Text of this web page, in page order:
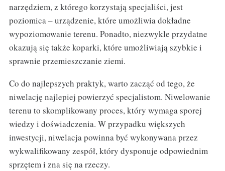
narzędziem, z którego korzystają specjaliści, jest
poziomica – urządzenie, które umożliwia dokładne
wypoziomowanie terenu. Ponadto, niezwykle przydatne
okazują się także koparki, które umożliwiają szybkie i
sprawnie przemieszczanie ziemi.
Co do najlepszych praktyk, warto zacząć od tego, że
niwelację najlepiej powierzyć specjalistom. Niwelowanie
terenu to skomplikowany proces, który wymaga sporej
wiedzy i doświadczenia. W przypadku większych
inwestycji, niwelacja powinna być wykonywana przez
wykwalifikowany zespół, który dysponuje odpowiednim
sprzętem i zna się na rzeczy.